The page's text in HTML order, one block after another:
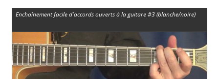
Enchaînement facile d'accords ouverts à la guitare #3 (blanche/noire)